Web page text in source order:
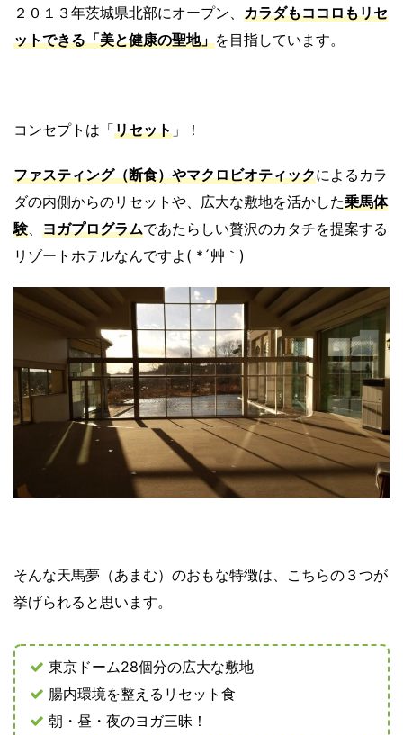
２０１３年茨城県北部にオープン、 カラダもココロもリセ
ットできる「美と健康の聖地」を目指しています。
コンセプトは「リセット 」！
ファスティング（断食）やマクロビオティックによるカラ
ダの内側からのリセットや、広大な敷地を活かした乗馬体
験、 ヨガプログラムであたらしい贅沢のカタチを提案する
リゾートホテルなんですよ( *´艸｀)
そんな天馬夢（あまむ）のおもな特徴は、こちらの３つが
挙げられると思います。
東京ドーム28個分の広大な敷地
腸内環境を整えるリセット食
朝・昼・夜のヨガ三昧！